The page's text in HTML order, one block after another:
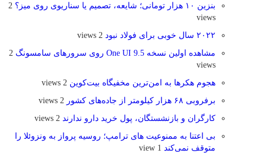
بنزین ۱۰ هزار تومانی؛ شایعه، تصمیم یا سناریوی روی میز؟
2
views
۲۰۲۲ سال خوبی برای فولاد نبود
2 views
مشاهده اولین نسخه One UI 9.5 روی سرورهای سامسونگ
2
views
هجوم هکرها به امن‌ترین مخفیگاه بیت‌کوین 2 views
برفروبی ۶۸ هزار کیلومتر از جاده‌های کشور
2 views
کارگران و بازنشستگان، پول خرید دارو ندارند 2 views
بی اعتنا به ممنوعیت های ترامپ؛ روسیه پرواز به ونزوئلا را
متوقف نمی‌کند 1 view